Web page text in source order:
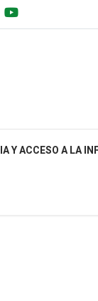
Y ACCESO A LA